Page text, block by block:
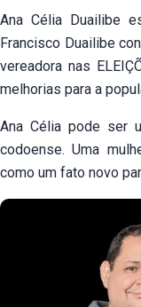
Ana Célia Duailibe
Francisco Duailibe
vereadora nas
melhorias para a
Ana Célia pode ser
codoense. Uma
como um fato novo